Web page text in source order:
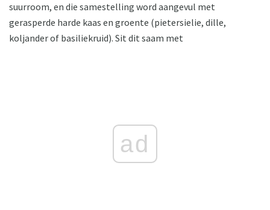
suurroom, en die samestelling word aangevul met
gerasperde harde kaas en groente (pietersielie, dille,
koljander of basiliekruid). Sit dit saam met
ad